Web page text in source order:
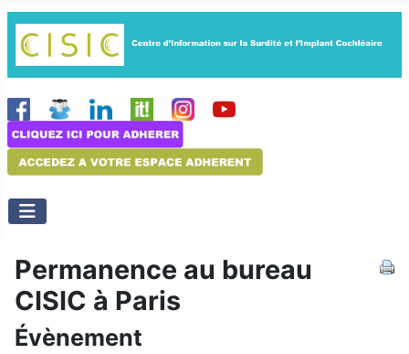
Permanence au bureau
CISIC à Paris
Évènement